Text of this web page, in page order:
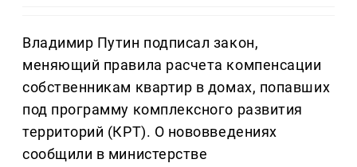
Владимир Путин подписал закон,
меняющий правила расчета компенсации
собственникам квартир в домах, попавших
под программу комплексного развития
территорий (КРТ). О нововведениях
сообщили в министерстве